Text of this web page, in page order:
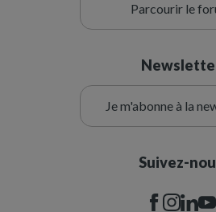
Parcourir le
Je m'abonne à la
Suivez-